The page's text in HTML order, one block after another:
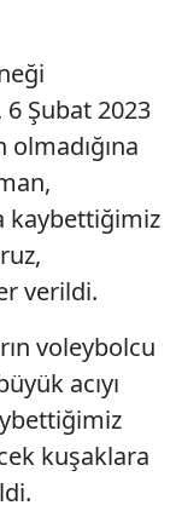
6 Şubat 2023
kaybettiğimiz
verildi.
voleybolcu
acıyı
kuşaklara